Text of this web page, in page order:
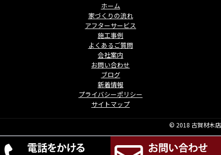
ホーム
家づくりの流れ
アフターサービス
施工事例
よくあるご質問
会社案内
お問い合わせ
ブログ
新着情報
プライバシーポリシー
サイトマップ
© 2018 古賀材木店